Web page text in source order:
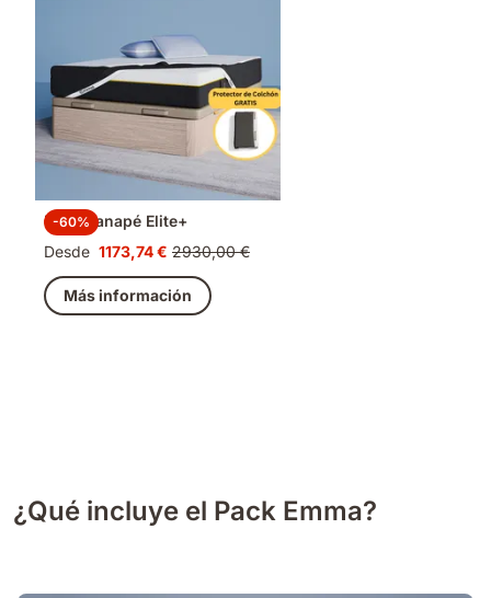
-60%
Pack Canapé Elite+
Desde
Precio
1173,74 €
1173,74 € Precio
original
2930,00 €
2930,00 €
Más información
¿Qué incluye el Pack Emma?